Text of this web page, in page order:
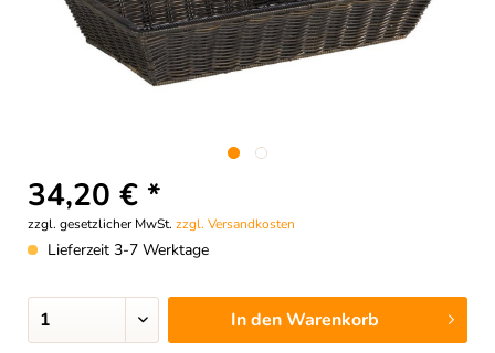
34,20 € *
zzgl. gesetzlicher MwSt. zzgl. Versandkosten
Lieferzeit 3-7 Werktage
In denWarenkorb